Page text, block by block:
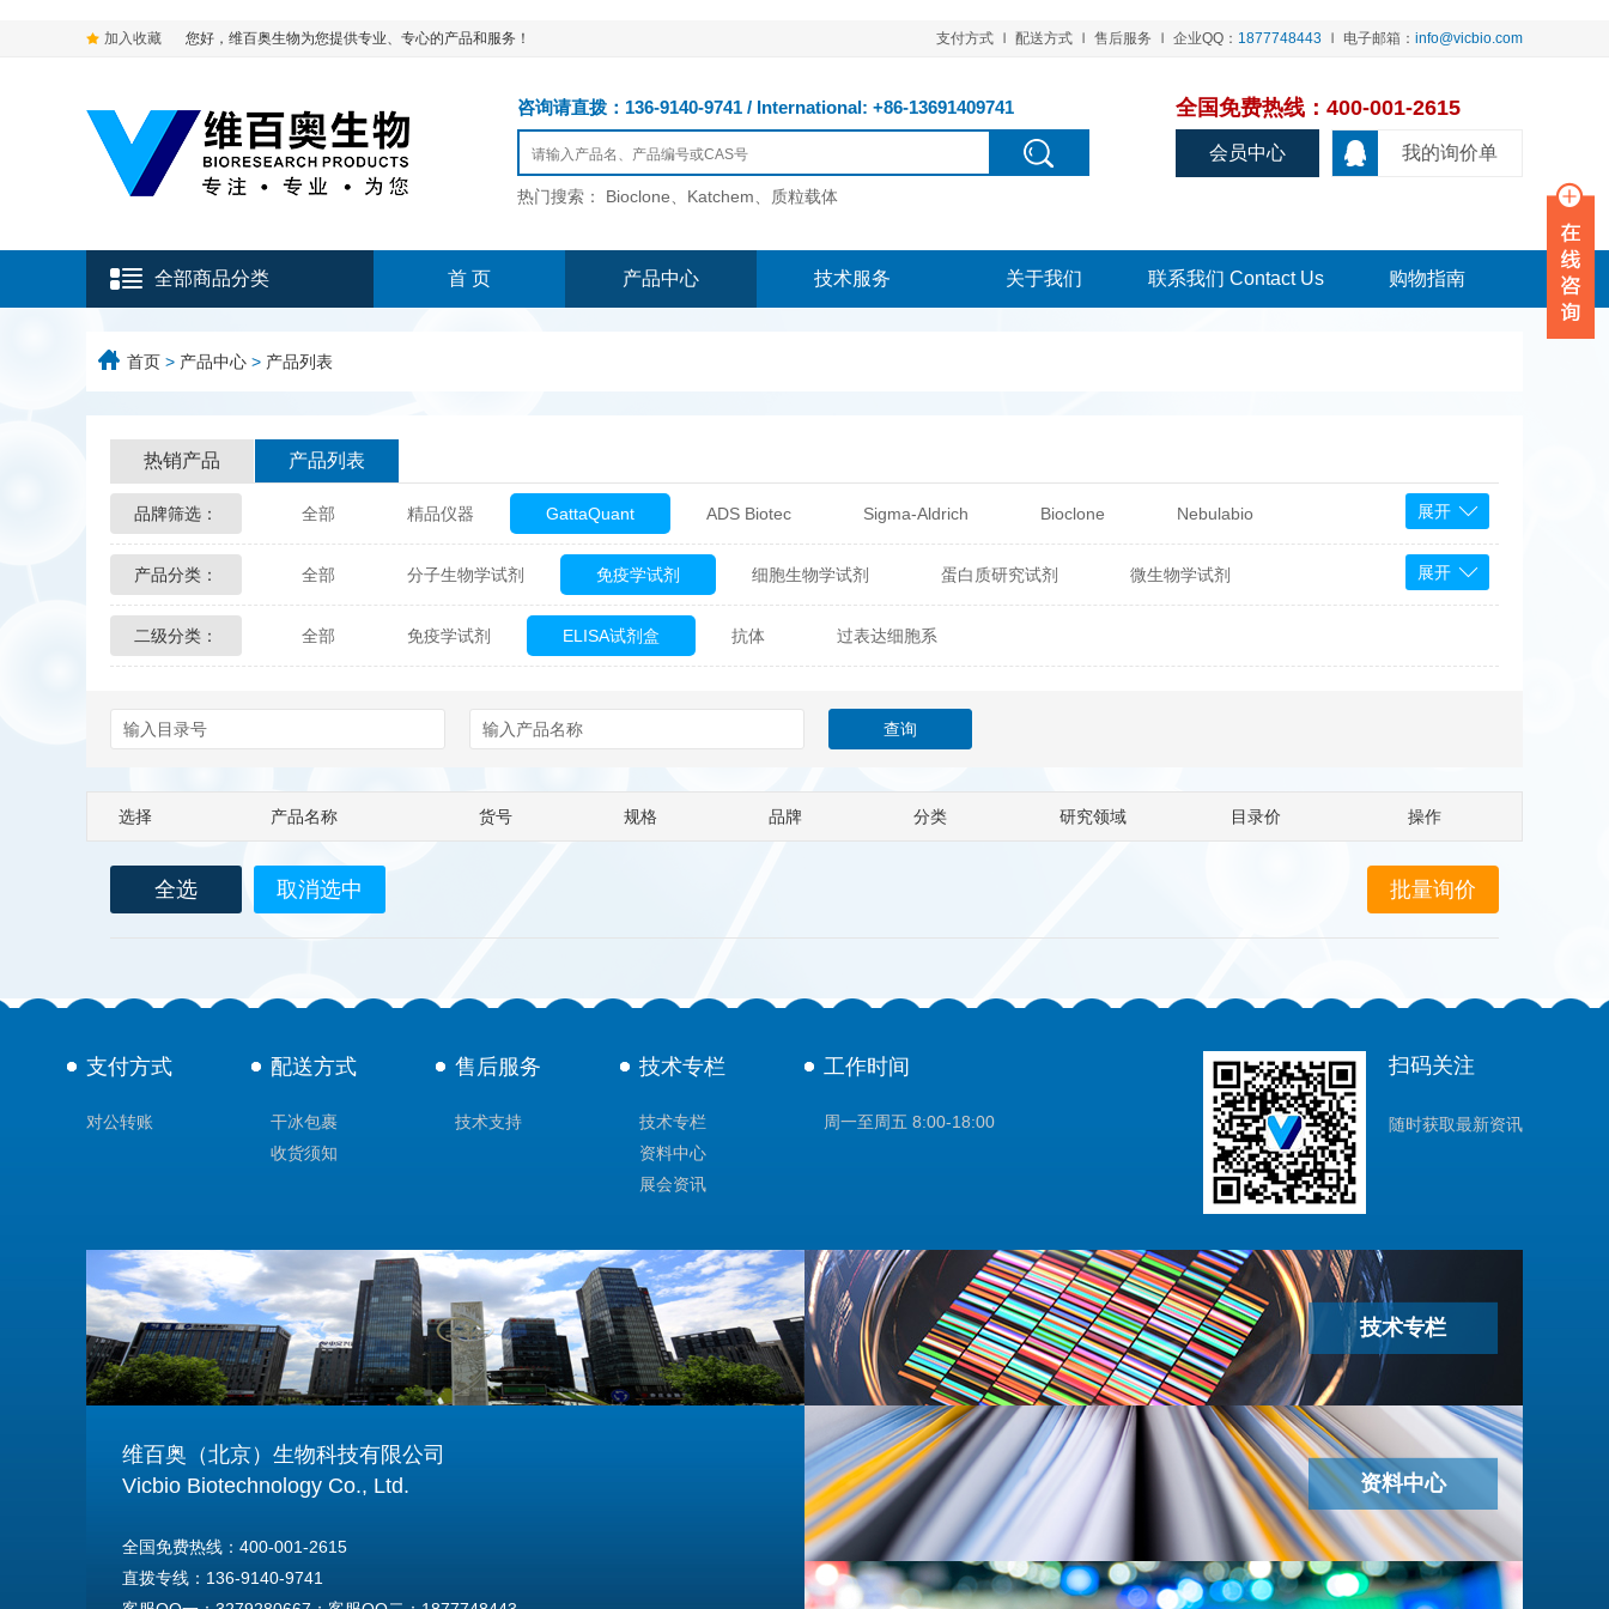
加入收藏 您好，维百奥生物为您提供专业、专心的产品和服务！ 支付方式 配送方式 售后服务 企业QQ： 1877748443 电子邮箱： info@vicbio.com
咨询请直拨：136-9140-9741 / International: +86-13691409741
热门搜索： Bioclone、Katchem、质粒载体
全国免费热线：400-001-2615
我的询价单
会员中心
全部商品分类 首 页 产品中心 技术服务 关于我们 联系我们 Contact Us 购物指南
首页 > 产品中心 > 产品列表
热销产品 产品列表
品牌筛选： 全部 精品仪器 GattaQuant ADS Biotec Sigma-Aldrich Bioclone Nebulabio
Glycon Biochem Sterlitech 热销产品 辰辉创聚生物® (Nebulabio) BPS Bioscience
Echelon Biosciences Verichem Laboratories Vicbio Biotech
Biotez Berlin Diametra ChemPep Eagle Biosciences Cytodiagnostics
Berry & Associates
Abbexa AbD Serotec Abnova Active Motif
展开
产品分类： 全部 分子生物学试剂 免疫学试剂 细胞生物学试剂 蛋白质研究试剂 微生物学试剂
化学及生物化学试剂 材料学试剂 仪器及设备 耗材及常用物品
展开
二级分类： 全部 免疫学试剂 ELISA试剂盒 抗体 过表达细胞系
选择 产品名称 货号 规格 品牌 分类 研究领域 目录价 操作
全选 取消选中
支付方式
对公转账
配送方式
干冰包裹
收货须知
售后服务
技术支持
技术专栏
技术专栏
资料中心
展会资讯
工作时间
周一至周五 8:00-18:00
扫码关注
随时获取最新资讯
维百奥（北京）生物科技有限公司
Vicbio Biotechnology Co., Ltd.
全国免费热线：400-001-2615
直拨专线：136-9140-9741
技术专栏
资料中心